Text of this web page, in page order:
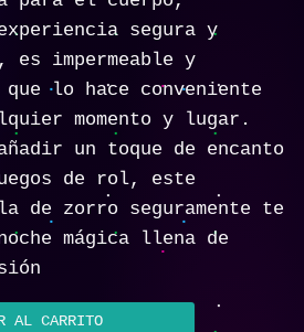
segura y
es impermeable y
lo hace conveniente
momento y lugar.
un toque de encanto
de rol, este
de zorro seguramente te
mágica llena de
AL CARRITO